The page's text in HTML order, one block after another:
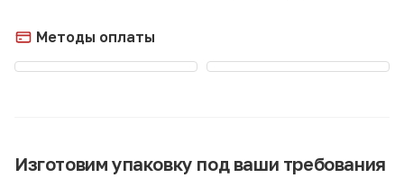
Методы оплаты
Изготовим упаковку под ваши требования